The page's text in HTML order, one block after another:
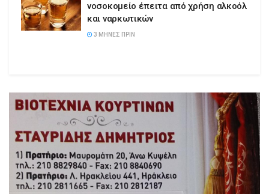
νοσοκομείο έπειτα από χρήση αλκοόλ
και ναρκωτικών
3 ΜΉΝΕΣ ΠΡΙΝ